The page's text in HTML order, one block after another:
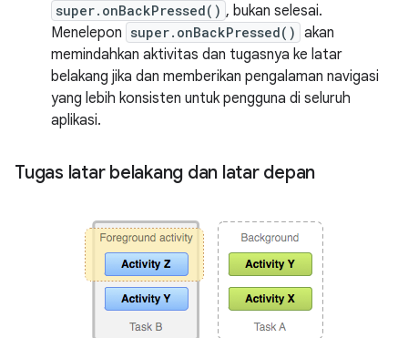
super.onBackPressed() , bukan selesai.
Menelepon super.onBackPressed() akan
memindahkan aktivitas dan tugasnya ke latar
belakang jika dan memberikan pengalaman navigasi
yang lebih konsisten untuk pengguna di seluruh
aplikasi.
Tugas latar belakang dan latar depan